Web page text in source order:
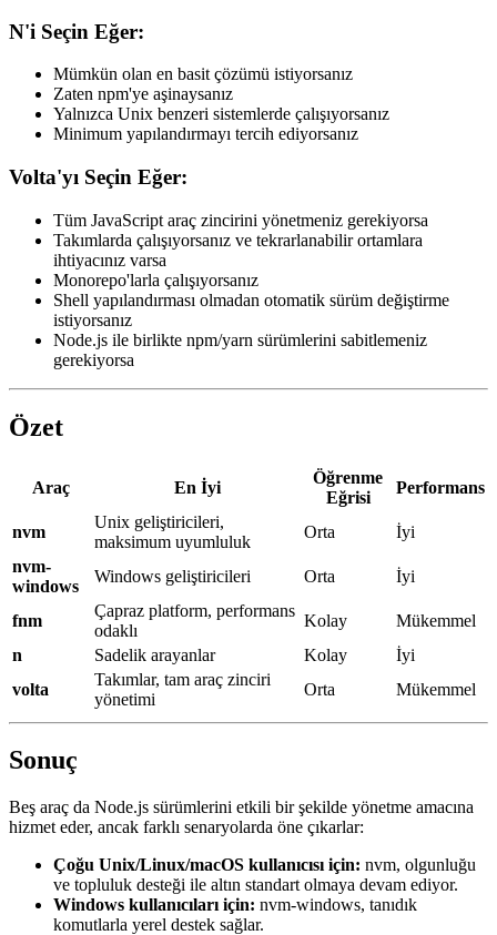
N'i Seçin Eğer:
Mümkün olan en basit çözümü istiyorsanız
Zaten npm'ye aşinaysanız
Yalnızca Unix benzeri sistemlerde çalışıyorsanız
Minimum yapılandırmayı tercih ediyorsanız
Volta'yı Seçin Eğer:
Tüm JavaScript araç zincirini yönetmeniz gerekiyorsa
Takımlarda çalışıyorsanız ve tekrarlanabilir ortamlara
ihtiyacınız varsa
Monorepo'larla çalışıyorsanız
Shell yapılandırması olmadan otomatik sürüm değiştirme
istiyorsanız
Node.js ile birlikte npm/yarn sürümlerini sabitlemeniz
gerekiyorsa
Özet
Araç En İyi
Öğrenme
Eğrisi
Performans
nvm
Unix geliştiricileri,
maksimum uyumluluk
Orta
İyi
nvm-
windows
Windows geliştiricileri Orta İyi
fnm
Çapraz platform, performans
odaklı
Kolay
Mükemmel
n
Sadelik arayanlar Kolay
İyi
volta
Takımlar, tam araç zinciri
yönetimi
Orta Mükemmel
Sonuç
Beş araç da Node.js sürümlerini etkili bir şekilde yönetme amacına
hizmet eder, ancak farklı senaryolarda öne çıkarlar:
Çoğu Unix/Linux/macOS kullanıcısı için: nvm, olgunluğu
ve topluluk desteği ile altın standart olmaya devam ediyor.
Windows kullanıcıları için: nvm-windows, tanıdık
komutlarla yerel destek sağlar.